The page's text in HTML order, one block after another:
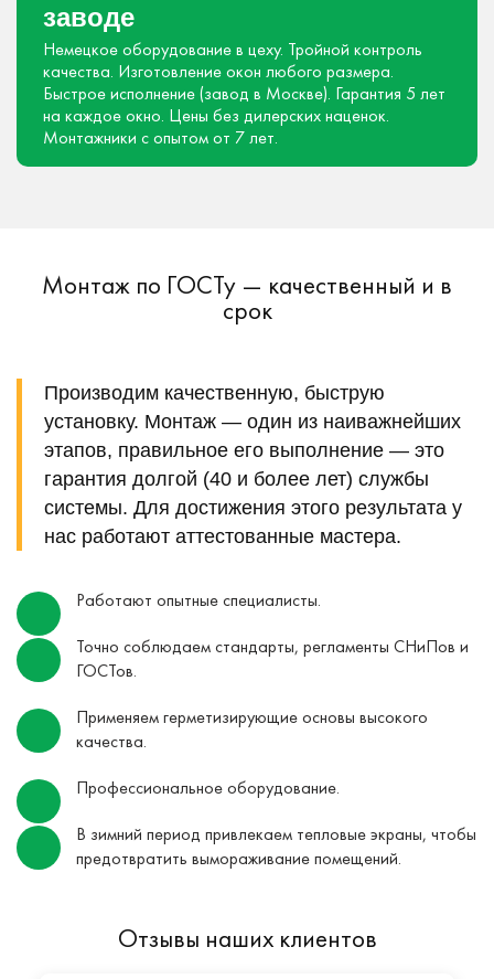
заводе
Немецкое оборудование в цеху. Тройной контроль
качества. Изготовление окон любого размера.
Быстрое исполнение (завод в Москве). Гарантия 5 лет
на каждое окно. Цены без дилерских наценок.
Монтажники с опытом от 7 лет.
Монтаж по ГОСТу — качественный и в
срок
Производим качественную, быструю
установку. Монтаж — один из наиважнейших
этапов, правильное его выполнение — это
гарантия долгой (40 и более лет) службы
системы. Для достижения этого результата у
нас работают аттестованные мастера.
Работают опытные специалисты.
Точно соблюдаем стандарты, регламенты СНиПов и
ГОСТов.
Применяем герметизирующие основы высокого
качества.
Профессиональное оборудование.
В зимний период привлекаем тепловые экраны, чтобы
предотвратить вымораживание помещений.
Отзывы наших клиентов